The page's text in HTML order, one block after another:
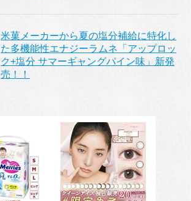
米菓メーカーから夏の塩分補給に特化し
た多機能性エナジーラムネ「アップロッ
ク+塩分 サマーギャングパイン味」新発
売！！